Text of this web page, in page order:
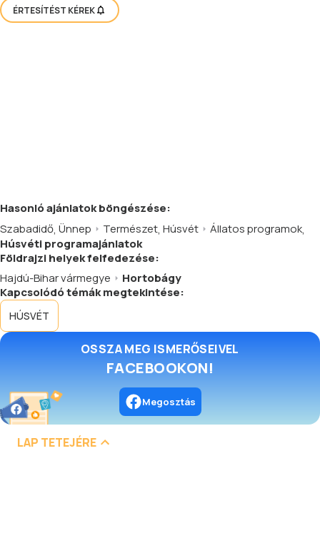
ÉRTESÍTÉST KÉREK
Hasonlóajánlatokböngészése:
Szabadidő, Ünnep Természet, Húsvét Állatos programok,
Húsvéti programajánlatok
Földrajzi helyek felfedezése:
Hajdú-Bihar vármegye
Hortobágy
Kapcsolódó témák megtekintése:
HÚSVÉT
OSSZA MEG ISMERŐSEIVEL
FACEBOOKON!
Megosztás
LAP TETEJÉRE